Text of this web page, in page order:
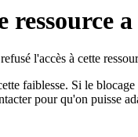
ressource
l'accès à cette
faiblesse. Si le
pour qu'on puisse